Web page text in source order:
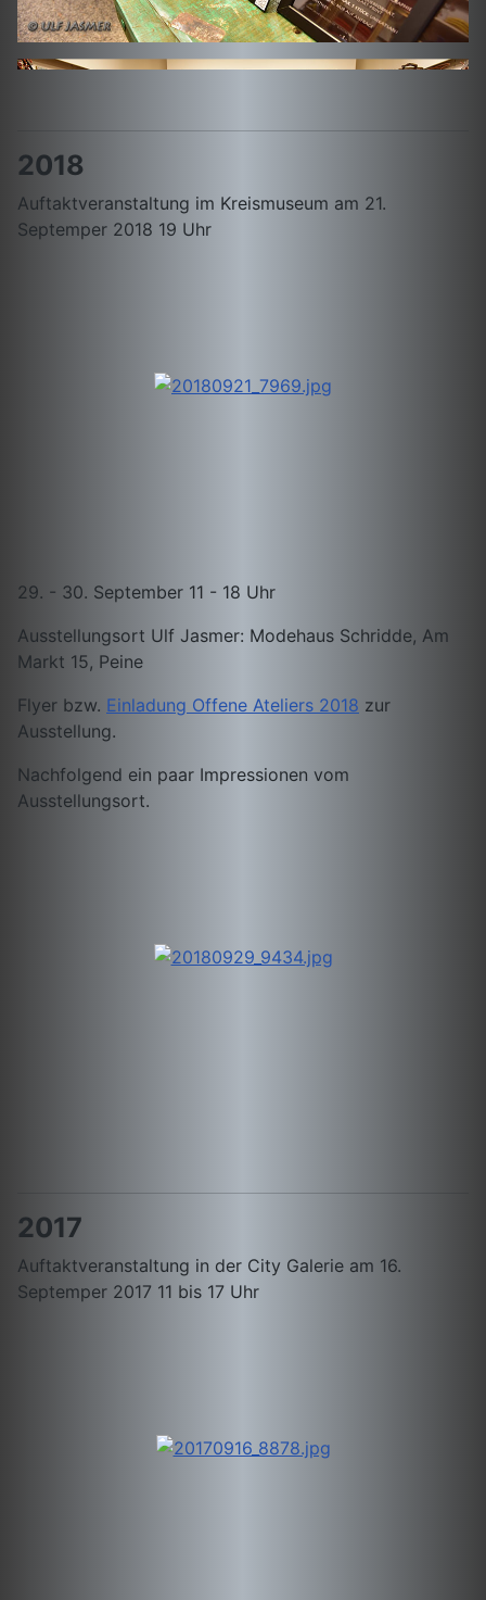
2018
Auftaktveranstaltung im Kreismuseum am 21.
Septemper 2018 19 Uhr
29. - 30. September 11 - 18 Uhr
Ausstellungsort Ulf Jasmer: Modehaus Schridde, Am
Markt 15, Peine
Flyer bzw. Einladung Offene Ateliers 2018 zur
Ausstellung.
Nachfolgend ein paar Impressionen vom
Ausstellungsort.
2017
Auftaktveranstaltung in der City Galerie am 16.
Septemper 2017 11 bis 17 Uhr